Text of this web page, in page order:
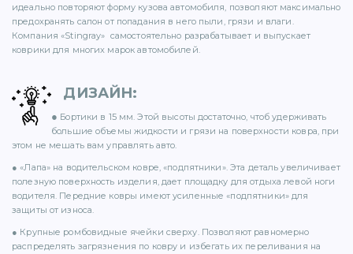
идеально повторяют форму кузова автомобиля, позволяют максимально
предохранять салон от попадания в него пыли, грязи и влаги.
Компания «Stingray» самостоятельно разрабатывает и выпускает
коврики для многих марок автомобилей.
ДИЗАЙН:
● Бортики в 15 мм. Этой высоты достаточно, чтоб удерживать
большие объемы жидкости и грязи на поверхности ковра, при
этом не мешать вам управлять авто.
● «Лапа» на водительском ковре, «подпятники». Эта деталь увеличивает
полезную поверхность изделия, дает площадку для отдыха левой ноги
водителя. Передние ковры имеют усиленные «подпятники» для
защиты от износа.
● Крупные ромбовидные ячейки сверху. Позволяют равномерно
распределять загрязнения по ковру и избегать их переливания на